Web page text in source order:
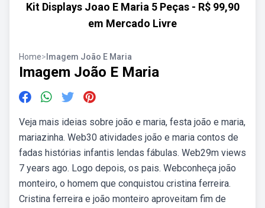
Kit Displays Joao E Maria 5 Peças - R$ 99,90
em Mercado Livre
Home> Imagem João E Maria
Imagem João E Maria
Veja mais ideias sobre joão e maria, festa joão e maria,
mariazinha. Web30 atividades joão e maria contos de
fadas histórias infantis lendas fábulas. Web29m views
7 years ago. Logo depois, os pais. Webconheça joão
monteiro, o homem que conquistou cristina ferreira.
Cristina ferreira e joão monteiro aproveitam fim de